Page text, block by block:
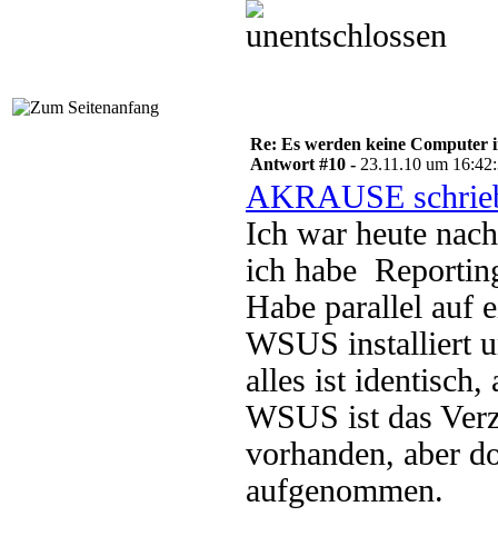
Re: Es werden keine Computer
Antwort #10 - 23.11.10 um
AKRAUSE
Ich war heute
ich habe
Habe parallel auf
WSUS installiert
alles ist identisch,
WSUS ist das
vorhanden, aber
aufgenommen.